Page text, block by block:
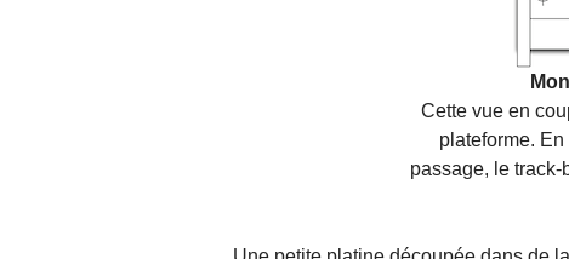
Cette vue en
plateforme.
passage, le